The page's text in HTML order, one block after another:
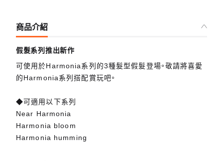
商品介紹
假髮系列推出新作
可使用於Harmonia系列的3種髮型假髮登場。敬請將喜愛
的Harmonia系列搭配賞玩吧。
◆可適用以下系列
Near Harmonia
Harmonia bloom
Harmonia humming